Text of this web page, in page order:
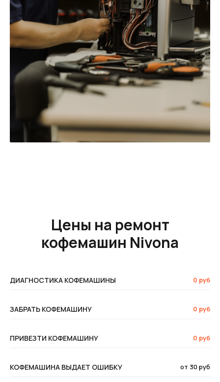
Цены на ремонт
кофемашин Nivona
ДИАГНОСТИКА КОФЕМАШИНЫ 0 руб
ЗАБРАТЬ КОФЕМАШИНУ 0 руб
ПРИВЕЗТИ КОФЕМАШИНУ 0 руб
КОФЕМАШИНА ВЫДАЕТ ОШИБКУ от 30 руб